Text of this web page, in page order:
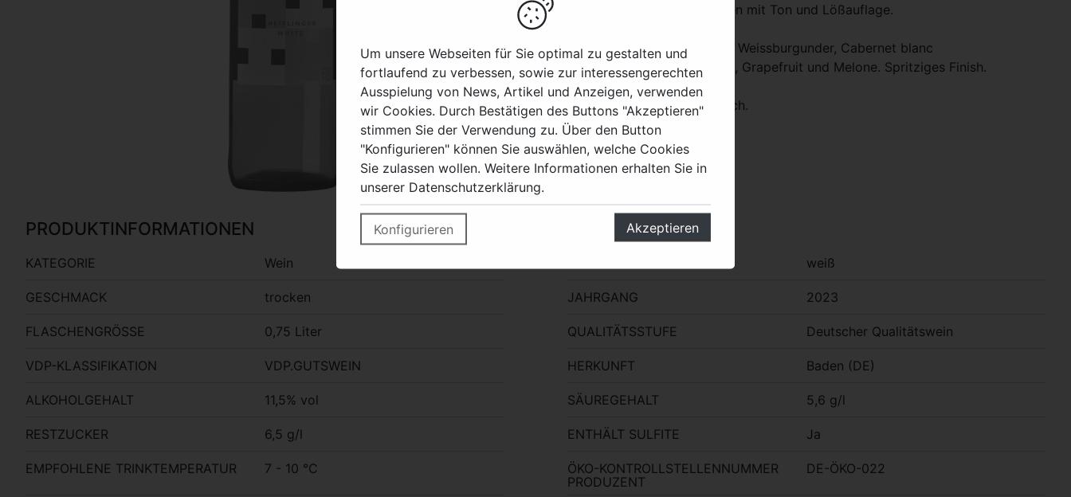
Gewachsen auf Keuperböden mit Ton und Lößauflage.
Cuvée aus Rivaner, Riesling, Weissburgunder, Cabernet blanc
Frische Aromen von Ananas, Grapefruit und Melone. Spritziges Finish.
Zu Salaten, Spargel und Fisch.
PRODUKTINFORMATIONEN
KATEGORIE Wein weiß
GESCHMACK trocken JAHRGANG 2023
FLASCHENGRÖSSE 0,75 Liter QUALITÄTSSTUFE Deutscher Qualitätswein
VDP-KLASSIFIKATION VDP.GUTSWEIN HERKUNFT Baden (DE)
ALKOHOLGEHALT 11,5% vol SÄUREGEHALT 5,6 g/l
RESTZUCKER 6,5 g/l ENTHÄLT SULFITE Ja
EMPFOHLENE TRINKTEMPERATUR 7 - 10 °C
ÖKO-KONTROLLSTELLENNUMMER
PRODUZENT
DE-ÖKO-022
Um unsere Webseiten für Sie optimal zu gestalten und
fortlaufend zu verbessen, sowie zur interessengerechten
Ausspielung von News, Artikel und Anzeigen, verwenden
wir Cookies. Durch Bestätigen des Buttons "Akzeptieren"
stimmen Sie der Verwendung zu. Über den Button
"Konfigurieren" können Sie auswählen, welche Cookies
Sie zulassen wollen. Weitere Informationen erhalten Sie in
unserer Datenschutzerklärung.
Konfigurieren Akzeptieren